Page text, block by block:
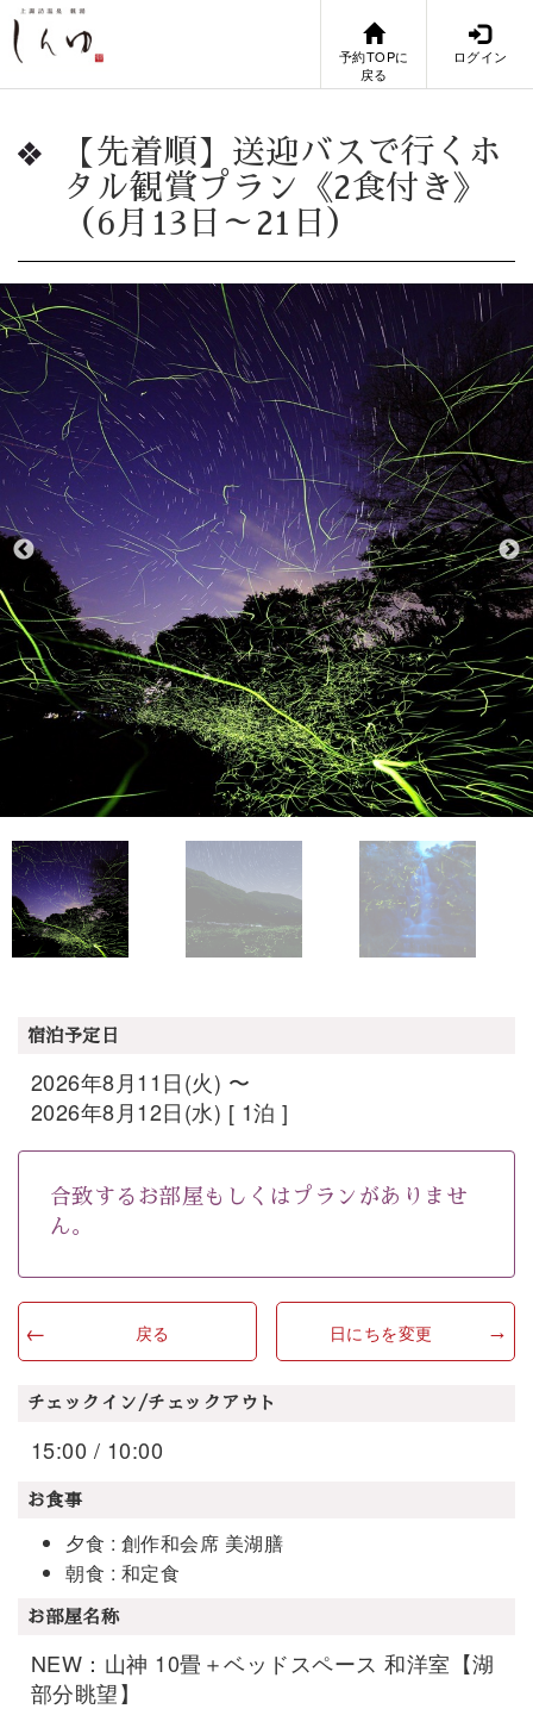
予約TOPに
戻る
ログイン
【先着順】送迎バスで行くホ
タル観賞プラン《2食付き》
（6月13日～21日）
宿泊予定日
2026年8月11日(火) 〜
2026年8月12日(水) [ 1泊 ]
合致するお部屋もしくはプランがありませ
ん。
戻る 日にちを変更
チェックイン/チェックアウト
15:00 / 10:00
お食事
夕食 : 創作和会席 美湖膳
朝食 : 和定食
お部屋名称
NEW：山神 10畳＋ベッドスペース 和洋室【湖
部分眺望】